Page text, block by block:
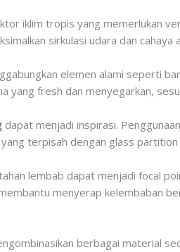
iklim tropis yang memerlukan
sirkulasi udara dan cahaya
elemen alami seperti
yang fresh dan menyegarkan,
dapat menjadi inspirasi.
terpisah dengan glass
lembab dapat menjadi focal
menyerap kelembaban
berbagai material